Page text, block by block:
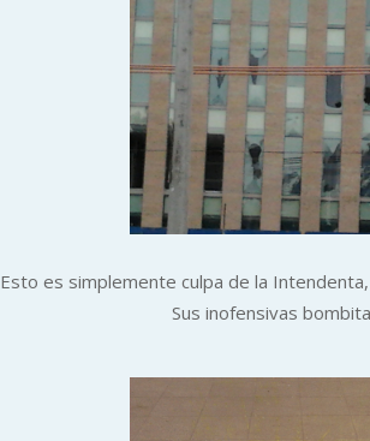
Esto es simplemente culpa de la
Sus inofensivas